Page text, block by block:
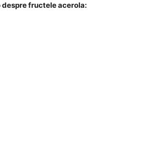
despre fructele acerola: